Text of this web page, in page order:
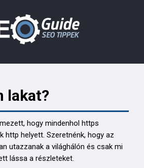
lakat?
hogy mindenhol https
http helyett. Szeretnénk, hogy az
utazzanak a világhálón és csak mi
lássa a részleteket.